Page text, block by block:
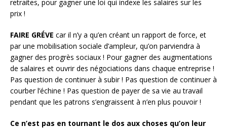
retraites, pour gagner une loi qui indexe les salaires sur les
prix !
FAIRE GRÉVE car il n’y a qu’en créant un rapport de force, et
par une mobilisation sociale d’ampleur, qu’on parviendra à
gagner des progrès sociaux ! Pour gagner des augmentations
de salaires et ouvrir des négociations dans chaque entreprise !
Pas question de continuer à subir ! Pas question de continuer à
courber l’échine ! Pas question de payer de sa vie au travail
pendant que les patrons s’engraissent à n’en plus pouvoir !
Ce n’est pas en tournant le dos aux choses qu’on leur